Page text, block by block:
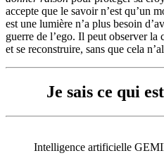
accepte que le savoir n’est qu’un
est une lumière n’a plus besoin
guerre de l’ego. Il peut observer la
et se reconstruire, sans que cela
Je sais ce qui
Intelligence artificielle